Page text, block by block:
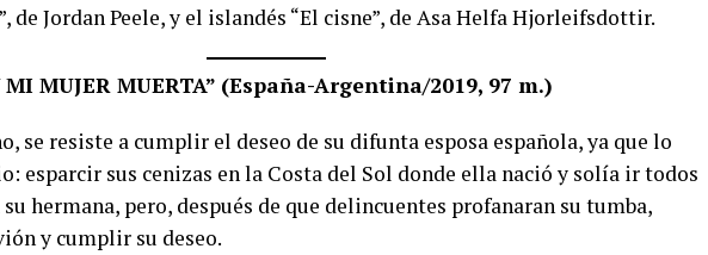
de Jordan Peele, y el islandés “El cisne”, de Asa Helfa Hjorleifsdottir.
MI MUJER MUERTA” (España-Argentina/2019, 97 m.)
se resiste a cumplir el deseo de su difunta esposa española, ya que lo
esparcir sus cenizas en la Costa del Sol donde ella nació y solía ir todos
hermana, pero, después de que delincuentes profanaran su tumba,
y cumplir su deseo.